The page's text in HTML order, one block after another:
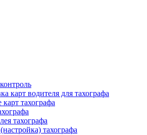
карт водителя для тахографа
тахографа
тахографа
тахографа